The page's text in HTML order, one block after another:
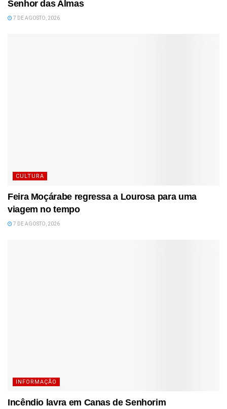
Senhor das Almas
7 DE AGOSTO, 2026
CULTURA
Feira Moçárabe regressa a Lourosa para uma
viagem no tempo
7 DE AGOSTO, 2026
INFORMAÇÃO
Incêndio lavra em Canas de Senhorim